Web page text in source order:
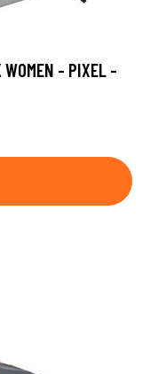
WOMEN - PIXEL -